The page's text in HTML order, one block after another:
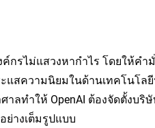
กรไม่แสวงหากำไร โดยให้คำ
ะแสความนิยมในด้านเทคโนโ
ลทำให้ OpenAI ต้องจัดตั้งบริ
ย่างเต็มรูปแบบ